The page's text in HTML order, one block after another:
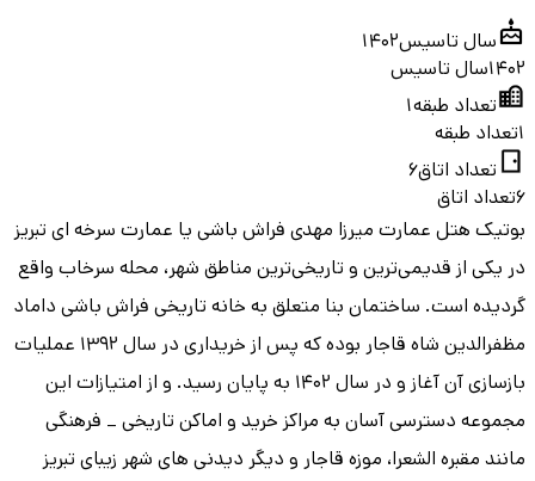
سال تاسیس1402
1402سال تاسیس
تعداد طبقه1
1تعداد طبقه
تعداد اتاق6
6تعداد اتاق
بوتیک هتل عمارت میرزا مهدی فراش باشی یا عمارت سرخه ای تبریز
در یکی از قدیمی‌ترین و تاریخی‌ترین مناطق شهر، محله سرخاب واقع
گردیده است. ساختمان بنا متعلق به خانه تاریخی فراش باشی داماد
مظفرالدین شاه قاجار بوده که پس از خریداری در سال ۱۳۹۲ عملیات
بازسازی آن آغاز و در سال ۱۴۰۲ به پایان رسید. و از امتیازات این
مجموعه دسترسی آسان به مراکز خرید و اماکن تاریخی _ فرهنگی
مانند مقبره الشعرا، موزه قاجار و دیگر دیدنی های شهر زیبای تبریز